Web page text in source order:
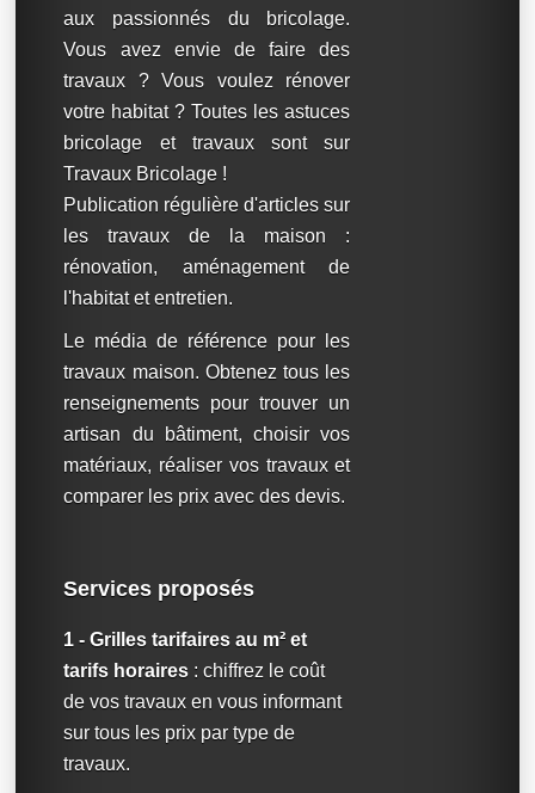
aux passionnés du bricolage.
Vous avez envie de faire des
travaux ? Vous voulez rénover
votre habitat ? Toutes les astuces
bricolage et travaux sont sur
Travaux Bricolage !
Publication régulière d'articles sur
les travaux de la maison :
rénovation, aménagement de
l'habitat et entretien.
Le média de référence pour les
travaux maison. Obtenez tous les
renseignements pour trouver un
artisan du bâtiment, choisir vos
matériaux, réaliser vos travaux et
comparer les prix avec des devis.
Services proposés
1 - Grilles tarifaires au m² et
tarifs horaires : chiffrez le coût
de vos travaux en vous informant
sur tous les prix par type de
travaux.